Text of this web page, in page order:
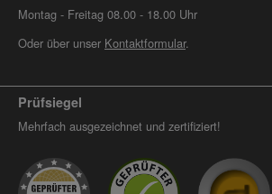
Montag - Freitag 08.00 - 18.00 Uhr
Oder über unser Kontaktformular.
Prüfsiegel
Mehrfach ausgezeichnet und zertifiziert!